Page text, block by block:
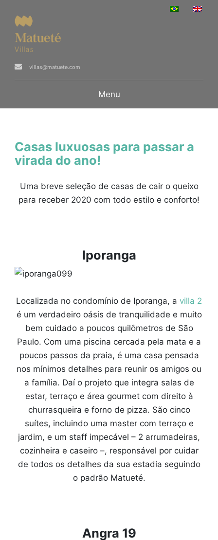
villas@matuete.com
Menu
Casas luxuosas para passar a
virada do ano!
Uma breve seleção de casas de cair o queixo
para receber 2020 com todo estilo e conforto!
Iporanga
Localizada no condomínio de Iporanga, a villa 2
é um verdadeiro oásis de tranquilidade e muito
bem cuidado a poucos quilômetros de São
Paulo. Com uma piscina cercada pela mata e a
poucos passos da praia, é uma casa pensada
nos mínimos detalhes para reunir os amigos ou
a família. Daí o projeto que integra salas de
estar, terraço e área gourmet com direito à
churrasqueira e forno de pizza. São cinco
suítes, incluindo uma master com terraço e
jardim, e um staff impecável – 2 arrumadeiras,
cozinheira e caseiro –, responsável por cuidar
de todos os detalhes da sua estadia seguindo
o padrão Matueté.
Angra 19